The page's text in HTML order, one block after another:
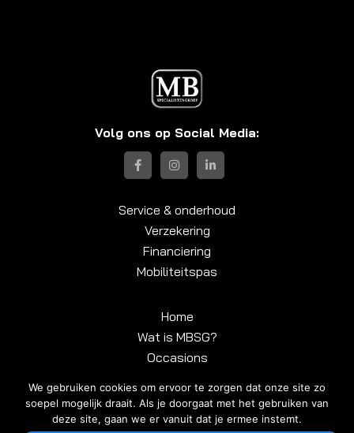
Volg ons op Social Media:
Service & onderhoud
Verzekering
Financiering
Mobiliteitspas
Home
Wat is MBSG?
Occasions
We gebruiken cookies om ervoor te zorgen dat onze site zo
soepel mogelijk draait. Als je doorgaat met het gebruiken van
deze site, gaan we er vanuit dat je ermee instemt.